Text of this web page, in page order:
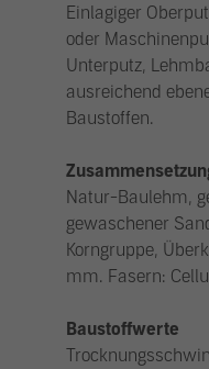
Einlagiger
oder
Unterputz,
ausreichend
Baustoffen.
Natur-Baulehm,
gewaschener
Korngruppe,
mm. Fasern:
Baustoffwerte